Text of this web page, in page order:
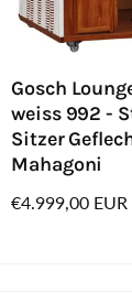
Gosch
weiss 992 -
Sitzer
Mahagoni
Normaler
€4.999,00 EUR